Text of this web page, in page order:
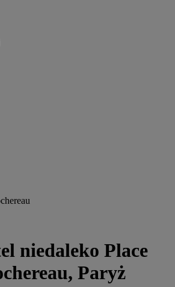
niedaleko Place
Paryż